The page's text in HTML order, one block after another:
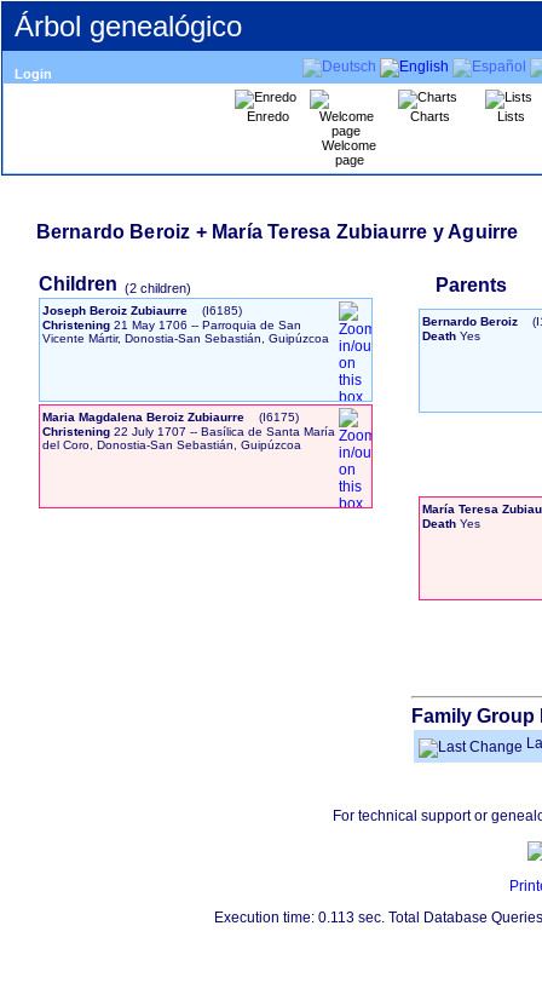
Árbol genealógico
Login
Enredo
Welcome
page
Charts Lists
Bernardo Beroiz + María Teresa Zubiaurre y Aguirre
Children ‎(2 children)‎
Joseph Beroiz Zubiaurre
‎(I6185)‎
Christening 21 May 1706 -- Parroquia de San
Vicente Mártir, Donostia-San Sebastián, Guipúzcoa
Maria Magdalena Beroiz Zubiaurre
‎(I6175)‎
Christening 22 July 1707 -- Basílica de Santa María
del Coro, Donostia-San Sebastián, Guipúzcoa
Parents
Bernardo Beroiz
DeathYes
María Teresa
DeathYes
Family
For technical support or
Execution time: 0.113 sec. Total Database